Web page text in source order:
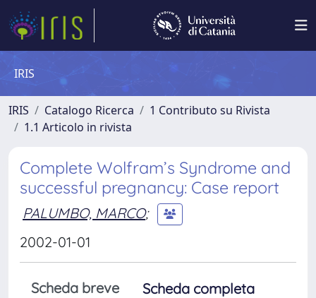
IRIS
IRIS Catalogo Ricerca
1 Contributo su Rivista
1.1 Articolo in rivista
Complete Wolfram’s Syndrome and
successful pregnancy: Case report
PALUMBO, MARCO;
2002-01-01
Scheda breve
Scheda completa